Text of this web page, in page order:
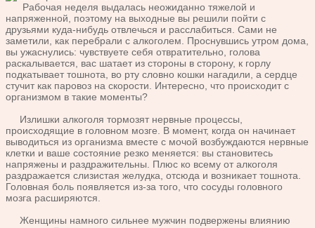
Рабочая неделя выдалась неожиданно тяжелой и
напряженной, поэтому на выходные вы решили пойти с
друзьями куда-нибудь отвлечься и расслабиться. Сами не
заметили, как перебрали с алкоголем. Проснувшись утром дома,
вы ужаснулись: чувствуете себя отвратительно, голова
раскалывается, вас шатает из стороны в сторону, к горлу
подкатывает тошнота, во рту словно кошки нагадили, а сердце
стучит как паровоз на скорости. Интересно, что происходит с
организмом в такие моменты?
Излишки алкоголя тормозят нервные процессы,
происходящие в головном мозге. В момент, когда он начинает
выводиться из организма вместе с мочой возбуждаются нервные
клетки и ваше состояние резко меняется: вы становитесь
напряжены и раздражительны. Плюс ко всему от алкоголя
раздражается слизистая желудка, отсюда и возникает тошнота.
Головная боль появляется из-за того, что сосуды головного
мозга расширяются.
Женщины намного сильнее мужчин подвержены влиянию